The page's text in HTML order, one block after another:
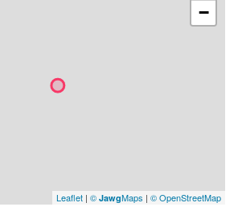
−
Leaflet | © JawgMaps | © OpenStreetMap